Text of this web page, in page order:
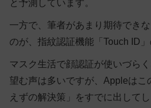
と予測しています。
一方で、筆者があまり期待でき
のが、指紋認証機能「Touch ID」
マスク生活で顔認証が使いづら
望む声は多いですが、Appleはこ
えずの解決策」をすでに出して